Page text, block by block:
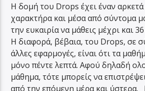
Η δομή του Drops έχει έναν αρκετά
χαρακτήρα και μέσα από σύντομα
την ευκαιρία να μάθεις μέχρι και
Η διαφορά, βέβαια, του Drops, σε
άλλες εφαρμογές, είναι ότι τα
μόνο πέντε λεπτά. Αφού δηλαδή
μάθημα, τότε μπορείς να
από την επόμενη μέρα και